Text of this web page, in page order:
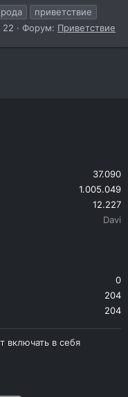
приветствие
22 Форум: Приветствие
37.090
1.005.049
12.227
Davi
0
204
204
включать в себя